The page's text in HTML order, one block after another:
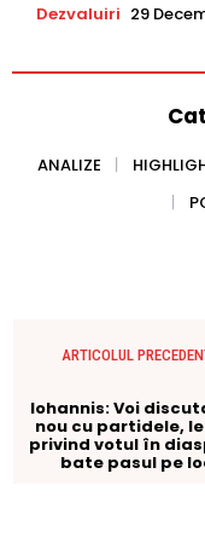
Dezvaluiri 29
ANALIZE
ARTICOLUL
Iohannis: Voi
nou cu partidele,
privind votul în
bate pasul pe